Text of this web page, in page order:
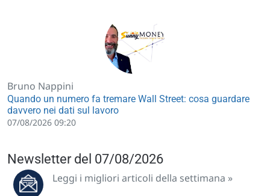
Bruno Nappini
Quando un numero fa tremare Wall Street: cosa guardare
davvero nei dati sul lavoro
07/08/2026 09:20
Newsletter del 07/08/2026
Leggi i migliori articoli della settimana »